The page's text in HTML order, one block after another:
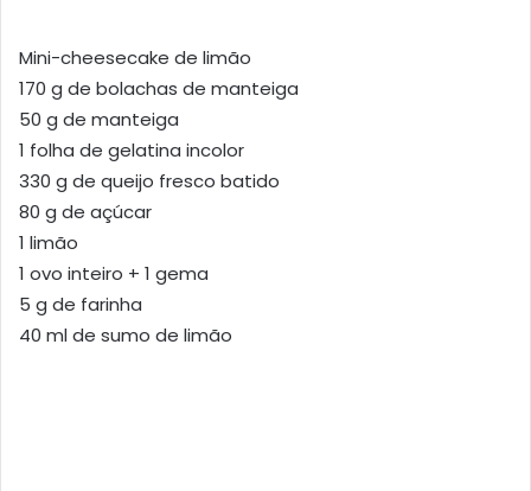
Mini-cheesecake de limão
170 g de bolachas de manteiga
50 g de manteiga
1 folha de gelatina incolor
330 g de queijo fresco batido
80 g de açúcar
1 limão
1 ovo inteiro + 1 gema
5 g de farinha
40 ml de sumo de limão